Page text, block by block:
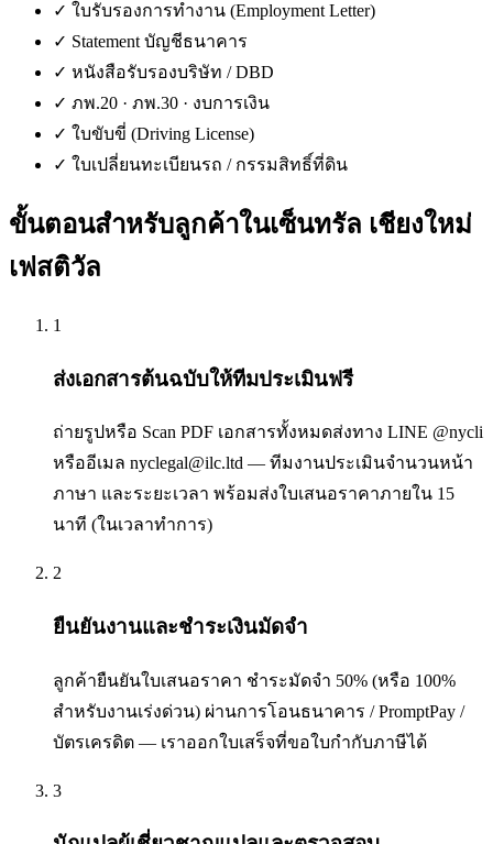
✓ ใบรับรองการทำงาน (Employment Letter)
✓ Statement บัญชีธนาคาร
✓ หนังสือรับรองบริษัท / DBD
✓ ภพ.20 · ภพ.30 · งบการเงิน
✓ ใบขับขี่ (Driving License)
✓ ใบเปลี่ยนทะเบียนรถ / กรรมสิทธิ์ที่ดิน
ขั้นตอนสำหรับลูกค้าในเซ็นทรัล เชียงใหม่
เฟสติวัล
1
ส่งเอกสารต้นฉบับให้ทีมประเมินฟรี
ถ่ายรูปหรือ Scan PDF เอกสารทั้งหมดส่งทาง LINE @nycli
หรืออีเมล nyclegal@ilc.ltd — ทีมงานประเมินจำนวนหน้า
ภาษา และระยะเวลา พร้อมส่งใบเสนอราคาภายใน 15
นาที (ในเวลาทำการ)
2
ยืนยันงานและชำระเงินมัดจำ
ลูกค้ายืนยันใบเสนอราคา ชำระมัดจำ 50% (หรือ 100%
สำหรับงานเร่งด่วน) ผ่านการโอนธนาคาร / PromptPay /
บัตรเครดิต — เราออกใบเสร็จที่ขอใบกำกับภาษีได้
3